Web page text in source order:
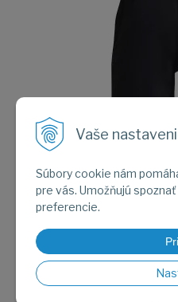
Vaše
Súbory cookie nám
pre vás. Umožňujú
preferencie.